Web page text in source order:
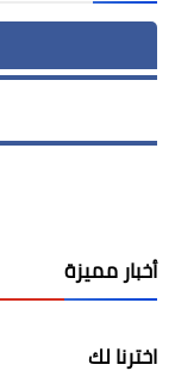
أخبار مميزة
اخترنا لك